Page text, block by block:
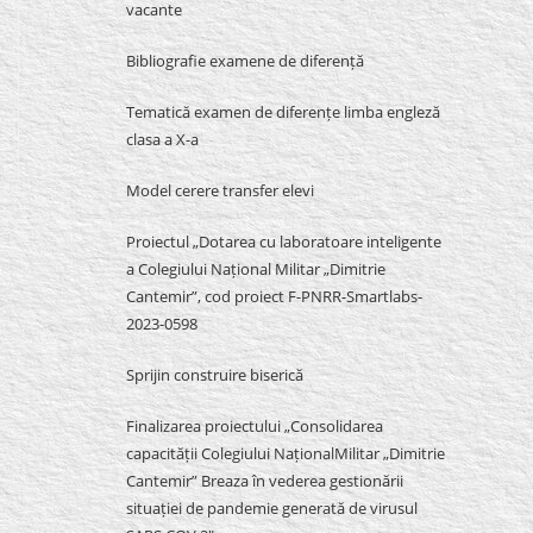
vacante
Bibliografie examene de diferență
Tematică examen de diferențe limba engleză
clasa a X-a
Model cerere transfer elevi
Proiectul „Dotarea cu laboratoare inteligente
a Colegiului Național Militar „Dimitrie
Cantemir”, cod proiect F-PNRR-Smartlabs-
2023-0598
Sprijin construire biserică
Finalizarea proiectului „Consolidarea
capacității Colegiului NaționalMilitar „Dimitrie
Cantemir” Breaza în vederea gestionării
situației de pandemie generată de virusul